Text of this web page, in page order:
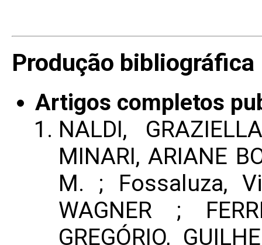
Produção bibliográfica
Artigos completos
NALDI,
MINARI, ARIANE
M. ; Fossaluza,
WAGNER ;
GREGÓRIO,